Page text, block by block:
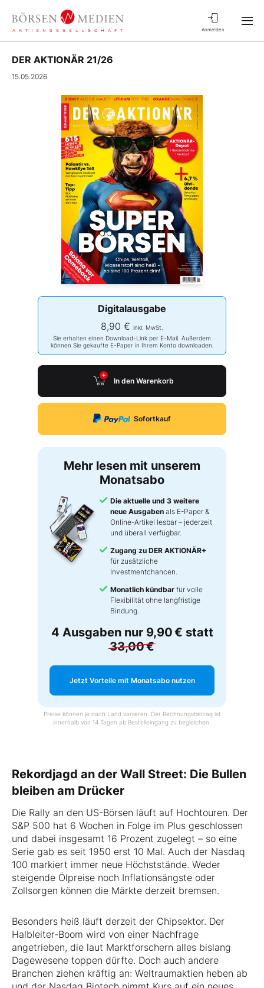
Anmelden
DER AKTIONÄR 21/26
15.05.2026
Digitalausgabe
8,90 € inkl. MwSt.
Sie erhalten einen Download-Link per E-Mail. Außerdem
können Sie gekaufte E-Paper in Ihrem Konto downloaden.
In den Warenkorb
Sofortkauf
Mehr lesen mit unserem
Monatsabo
Die aktuelle und 3 weitere
neue Ausgaben als E-Paper &
Online-Artikel lesbar – jederzeit
und überall verfügbar.
Zugang zu DER AKTIONÄR+
für zusätzliche
Investmentchancen.
Monatlich kündbar für volle
Flexibilität ohne langfristige
Bindung.
4 Ausgaben nur 9,90 € statt
33,00 €
Jetzt Vorteile mit Monatsabo nutzen
Preise können je nach Land variieren. Der Rechnungsbetrag ist
innerhalb von 14 Tagen ab Bestelleingang zu begleichen.
Rekordjagd an der Wall Street: Die Bullen
bleiben am Drücker
Die Rally an den US-Börsen läuft auf Hochtouren. Der
S&P 500 hat 6 Wochen in Folge im Plus geschlossen
und dabei insgesamt 16 Prozent zugelegt – so eine
Serie gab es seit 1950 erst 10 Mal. Auch der Nasdaq
100 markiert immer neue Höchststände. Weder
steigende Ölpreise noch Inflationsängste oder
Zollsorgen können die Märkte derzeit bremsen.
Besonders heiß läuft derzeit der Chipsektor. Der
Halbleiter-Boom wird von einer Nachfrage
angetrieben, die laut Marktforschern alles bislang
Dagewesene toppen dürfte. Doch auch andere
Branchen ziehen kräftig an: Weltraumaktien heben ab